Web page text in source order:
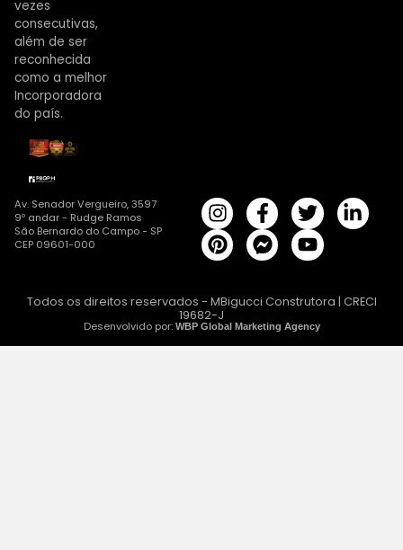
vezes
consecutivas,
além de ser
reconhecida
como a melhor
Incorporadora
do país.
Av. Senador Vergueiro, 3597
9º andar - Rudge Ramos
São Bernardo do Campo - SP
CEP 09601-000
Todos os direitos reservados - MBigucci Construtora | CRECI
19682-J
Desenvolvido por: WBP Global Marketing Agency